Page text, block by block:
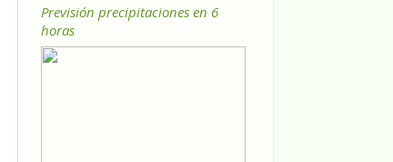
Previsión precipitaciones en 6
horas